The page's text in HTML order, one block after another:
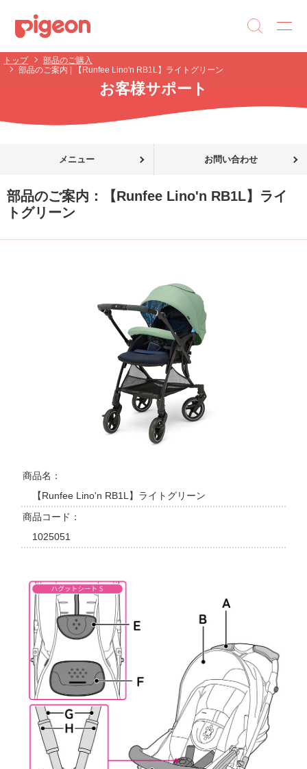
トップ
部品のご購入
部品のご案内 | 【Runfee Lino'n RB1L】ライトグリーン
お客様サポート
メニュー お問い合わせ
部品のご案内：
【Runfee Lino'n RB1L】ライ
トグリーン
商品名
【Runfee Lino'n RB1L】ライトグリーン
商品コード
1025051